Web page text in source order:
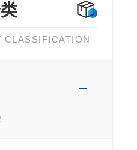
CLASSIFICATION